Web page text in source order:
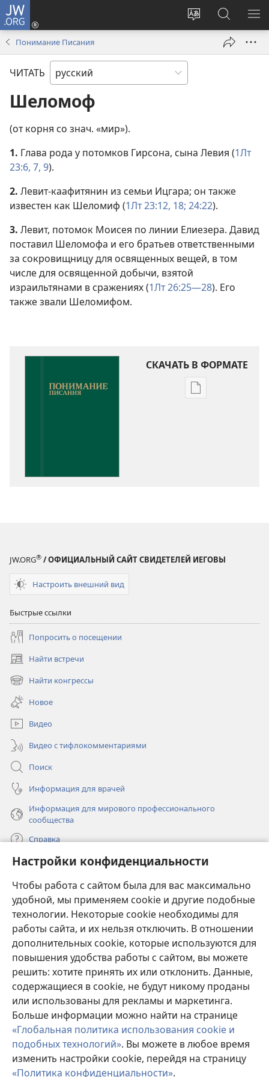
Настройки конфиденциальности
Чтобы работа с сайтом была для вас максимально
удобной, мы применяем cookie и другие подобные
технологии. Некоторые cookie необходимы для
работы сайта, и их нельзя отключить. В отношении
дополнительных cookie, которые используются для
повышения удобства работы с сайтом, вы можете
решить: хотите принять их или отклонить. Данные,
содержащиеся в cookie, не будут никому проданы
или использованы для рекламы и маркетинга.
Больше информации можно найти на странице
«Глобальная политика использования cookie и
подобных технологий». Вы можете в любое время
изменить настройки cookie, перейдя на страницу
«Политика конфиденциальности».
JW.ORG
Изменить
Войти
(открывается
окне)
Поиск
по
jw.org
Понимание Писания
ЧИТАТЬ
Шеломоф
(от корня со знач. «мир»).
1. Глава рода у потомков Гирсона, сына Левия (1Лт
23:6, 7, 9).
2. Левит-каафитянин из семьи Ицгара; он также
известен как Шеломиф (1Лт 23:12, 18; 24:22).
3. Левит, потомок Моисея по линии Елиезера. Давид
поставил Шеломофа и его братьев ответственными
за сокровищницу для освященных вещей, в том
числе для освященной добычи, взятой
израильтянами в сражениях (1Лт 26:25—28). Его
также звали Шеломифом.
СКАЧАТЬ В ФОРМАТЕ
Варианты
JW.ORG® / ОФИЦИАЛЬНЫЙ САЙТ СВИДЕТЕЛЕЙ ИЕГОВЫ
Настроить внешний вид
Быстрые ссылки
Попросить о посещении
Найти встречи
(открывается
в
новом
окне)
Найти конгрессы
(открывается
новом
окне)
Новое
Видео
Видео с тифлокомментариями
Поиск
Информация для врачей
Информация для мирового профессионального
сообщества
Справка
Пожертвования
в
новом
окне)
ОНЛАЙН-БИБЛИОТЕКА Сторожевой башни
(открывается
новом
окне)
JW Hub®
(открывается
в
новом
окне)
JW Library ®
Watchtower Library
Copyright© 2026 Watch Tower Bible and Tract Society of Pennsylvania.
УСЛОВИЯ ИСПОЛЬЗОВАНИЯ|ПОЛИТИКА
КОНФИДЕНЦИАЛЬНОСТИ